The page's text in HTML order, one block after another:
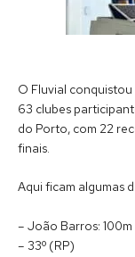
O Fluvial
63 clubes
do Porto, com 22
finais.
Aqui ficam algumas
– João Barros: 100m
– 33º (RP)